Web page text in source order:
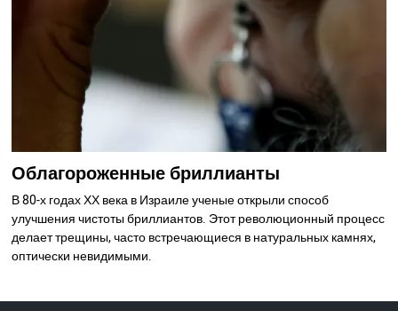
Облагороженные бриллианты
В 80-х годах ХХ века в Израиле ученые открыли способ
улучшения чистоты бриллиантов. Этот революционный процесс
делает трещины, часто встречающиеся в натуральных камнях,
оптически невидимыми.